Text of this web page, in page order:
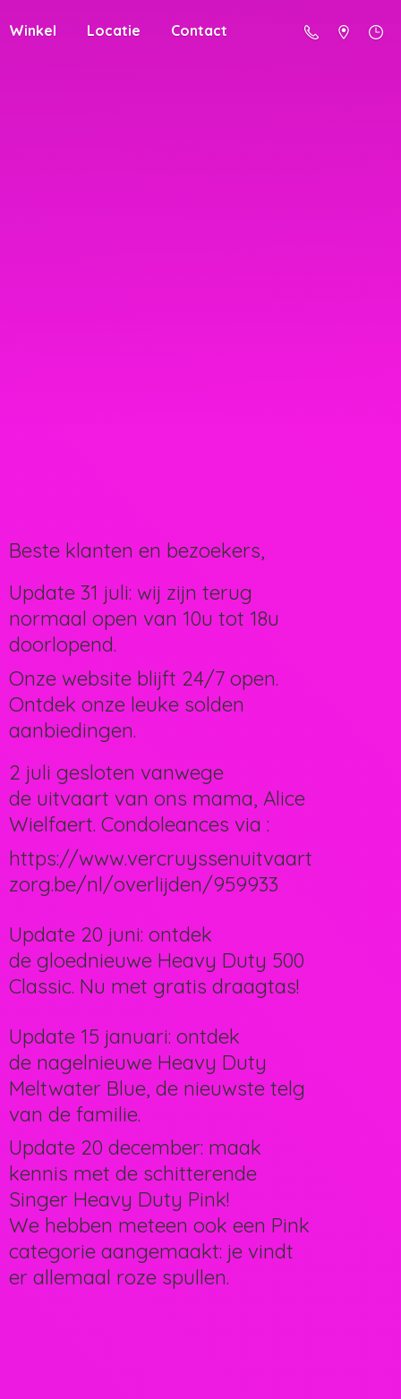
Winkel Locatie Contact
Beste klanten en bezoekers,
Update 31 juli: wij zijn terug
normaal open van 10u tot 18u
doorlopend.
Onze website blijft 24/7 open.
Ontdek onze leuke solden
aanbiedingen.
2 juli gesloten vanwege
de uitvaart van ons mama, Alice
Wielfaert. Condoleances via :
https://www.vercruyssenuitvaart
zorg.be/nl/overlijden/959933
Update 20 juni: ontdek
de gloednieuwe Heavy Duty 500
Classic. Nu met gratis draagtas!
Update 15 januari: ontdek
de nagelnieuwe Heavy Duty
Meltwater Blue, de nieuwste telg
van de familie.
Update 20 december: maak
kennis met de schitterende
Singer Heavy Duty Pink!
We hebben meteen ook een Pink
categorie aangemaakt: je vindt
er allemaal roze spullen.